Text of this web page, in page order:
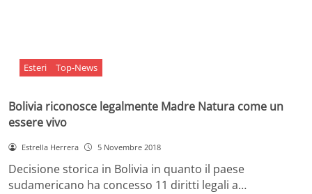
Esteri Top-News
Bolivia riconosce legalmente Madre Natura come un
essere vivo
Estrella Herrera 5 Novembre 2018
Decisione storica in Bolivia in quanto il paese
sudamericano ha concesso 11 diritti legali a…